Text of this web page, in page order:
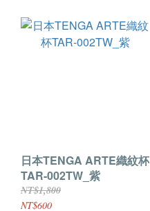
日本TENGA ARTE織紋杯
TAR-002TW_紫
NT$1,800
NT$600